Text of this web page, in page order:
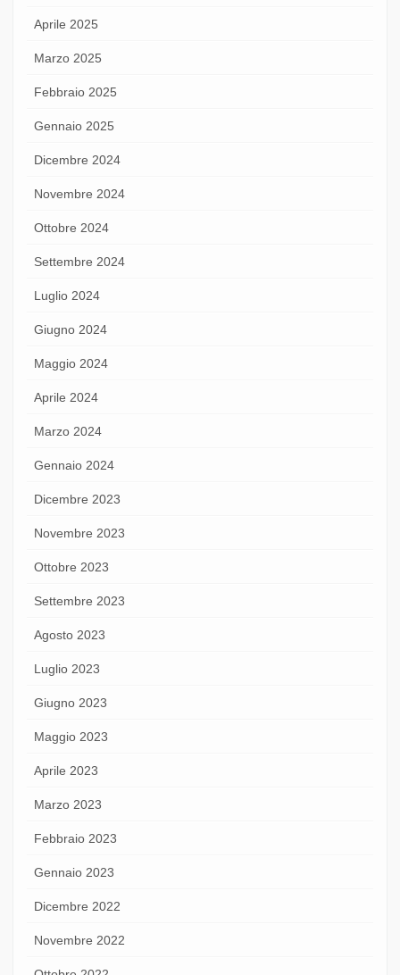
Aprile 2025
Marzo 2025
Febbraio 2025
Gennaio 2025
Dicembre 2024
Novembre 2024
Ottobre 2024
Settembre 2024
Luglio 2024
Giugno 2024
Maggio 2024
Aprile 2024
Marzo 2024
Gennaio 2024
Dicembre 2023
Novembre 2023
Ottobre 2023
Settembre 2023
Agosto 2023
Luglio 2023
Giugno 2023
Maggio 2023
Aprile 2023
Marzo 2023
Febbraio 2023
Gennaio 2023
Dicembre 2022
Novembre 2022